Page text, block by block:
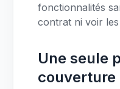
fonctionnalités
contrat ni voir
Une seule
couverture